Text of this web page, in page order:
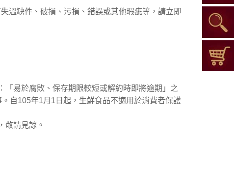
溫缺件、破損、污損、錯誤或其他瑕疵等，請立即
易於腐敗、保存期限較短或解約時即將逾期」之
自105年1月1日起，生鮮食品不適用於消費者保護
敬請見諒。